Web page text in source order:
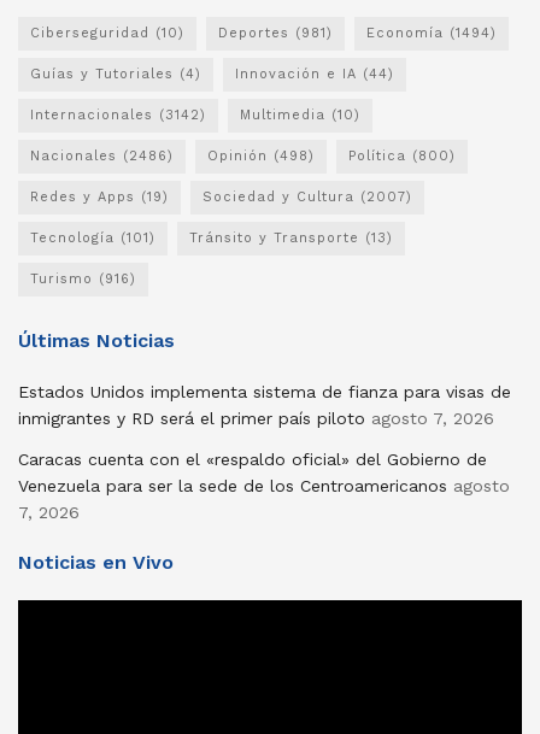
Ciberseguridad (10) Deportes (981) Economía (1494)
Guías y Tutoriales (4) Innovación e IA (44)
Internacionales (3142) Multimedia (10)
Nacionales (2486) Opinión (498) Política (800)
Redes y Apps (19) Sociedad y Cultura (2007)
Tecnología (101) Tránsito y Transporte (13)
Turismo (916)
Últimas Noticias
Estados Unidos implementa sistema de fianza para visas de
inmigrantes y RD será el primer país piloto agosto 7, 2026
Caracas cuenta con el «respaldo oficial» del Gobierno de
Venezuela para ser la sede de los Centroamericanos agosto
7, 2026
Noticias en Vivo